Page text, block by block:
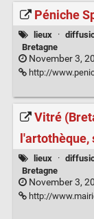
Péniche
lieux ·
Bretagne
November 3,
http://
Vitré
l'artothèque,
lieux ·
Bretagne
November 3,
http://